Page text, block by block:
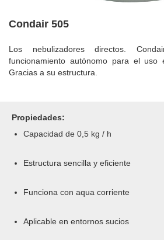
Condair 505
Los nebulizadores directos.
funcionamiento autónomo para el uso
Gracias a su estructura.
Propiedades:
Capacidad de 0,5 kg / h
Estructura sencilla y eficiente
Funciona con aqua corriente
Aplicable en entornos sucios